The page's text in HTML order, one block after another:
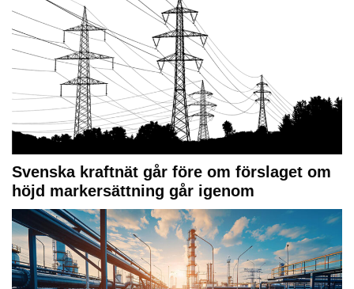
Svenska kraftnät går före om förslaget om
höjd markersättning går igenom